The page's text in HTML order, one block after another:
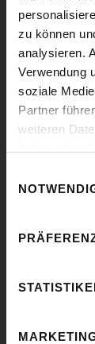
zu können
analysieren.
Verwendung
soziale
Partner
weiteren
Bahnhofsplatz
6370 Kitzbühel
+43 50 2277 -
TANKEN
Tankstellenliste
LPG & CNG
Shop